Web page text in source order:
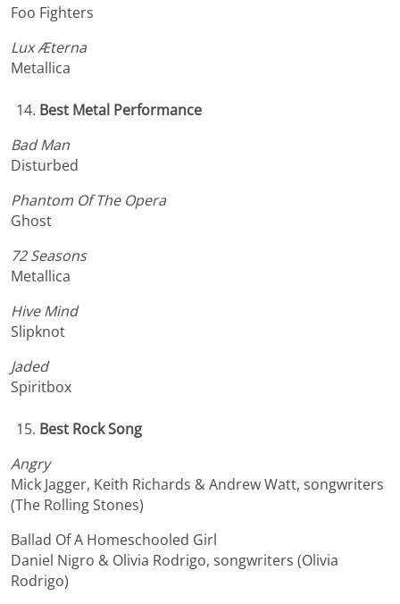
Foo Fighters
Lux Æterna
Metallica
Best Metal Performance
Bad Man
Disturbed
Phantom Of The Opera
Ghost
72 Seasons
Metallica
Hive Mind
Slipknot
Jaded
Spiritbox
Best Rock Song
Angry
Mick Jagger, Keith Richards & Andrew Watt, songwriters
(The Rolling Stones)
Ballad Of A Homeschooled Girl
Daniel Nigro & Olivia Rodrigo, songwriters (Olivia
Rodrigo)